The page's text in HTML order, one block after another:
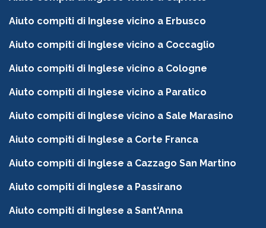
Aiuto compiti di Inglese vicino a Erbusco
Aiuto compiti di Inglese vicino a Coccaglio
Aiuto compiti di Inglese vicino a Cologne
Aiuto compiti di Inglese vicino a Paratico
Aiuto compiti di Inglese vicino a Sale Marasino
Aiuto compiti di Inglese a Corte Franca
Aiuto compiti di Inglese a Cazzago San Martino
Aiuto compiti di Inglese a Passirano
Aiuto compiti di Inglese a Sant'Anna